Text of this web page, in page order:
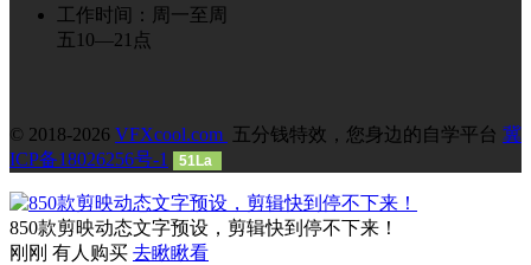
工作时间：周一至周
五10—21点
© 2018-2026 VFXcool.com 五分钱特效，您身边的自学平台 冀
ICP备18026256号-1
51La
850款剪映动态文字预设，剪辑快到停不下来！
刚刚 有人购买 去瞅瞅看